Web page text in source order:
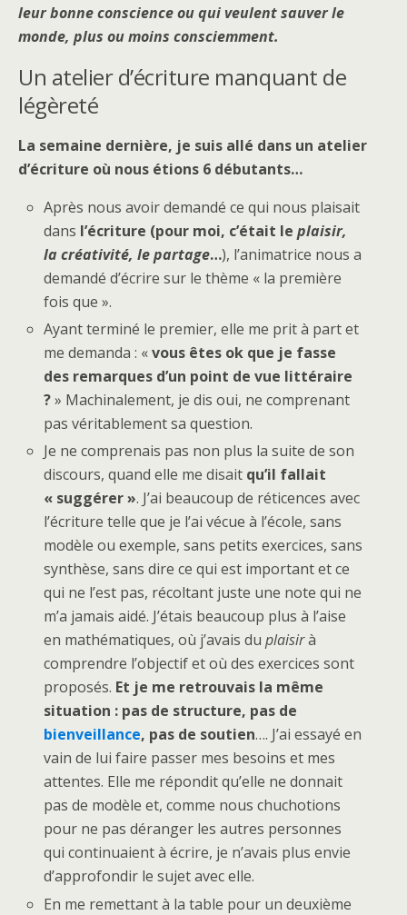
leur bonne conscience ou qui veulent sauver le
monde, plus ou moins consciemment.
Un atelier d’écriture manquant de
légèreté
La semaine dernière, je suis allé dans un atelier
d’écriture où nous étions 6 débutants…
Après nous avoir demandé ce qui nous plaisait
dans l’écriture (pour moi, c’était leplaisir,
la créativité, le partage…), l’animatrice nous a
demandé d’écrire sur le thème « la première
fois que ».
Ayant terminé le premier, elle me prit à part et
me demanda : «vous êtes ok que je fasse
des remarques d’un point de vue littéraire
?» Machinalement, je dis oui, ne comprenant
pas véritablement sa question.
Je ne comprenais pas non plus la suite de son
discours, quand elle me disait qu’il fallait
« suggérer ». J’ai beaucoup de réticences avec
l’écriture telle que je l’ai vécue à l’école, sans
modèle ou exemple, sans petits exercices, sans
synthèse, sans dire ce qui est important et ce
qui ne l’est pas, récoltant juste une note qui ne
m’a jamais aidé. J’étais beaucoup plus à l’aise
en mathématiques, où j’avais duplaisirà
comprendre l’objectif et où des exercices sont
proposés. Et je me retrouvais la même
situation : pas de structure, pas de
bienveillance, pas de soutien…. J’ai essayé en
vain de lui faire passer mes besoins et mes
attentes. Elle me répondit qu’elle ne donnait
pas de modèle et, comme nous chuchotions
pour ne pas déranger les autres personnes
qui continuaient à écrire, je n’avais plus envie
d’approfondir le sujet avec elle.
En me remettant à la table pour un deuxième